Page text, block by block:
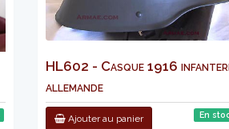
HL602 - Casque 1916
allemande
Ajouter au panier En